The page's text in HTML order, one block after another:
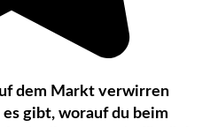
dem Markt verwirren
gibt, worauf du beim